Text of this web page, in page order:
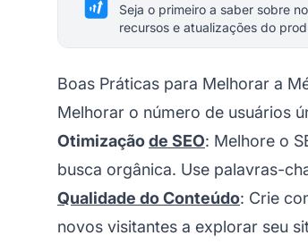
Seja o primeiro a saber sobre
recursos e atualizações do
Boas Práticas para Melhorar a
Melhorar o número de usuários
Otimizaçãode SEO: Melhore o
busca orgânica. Use palavras-
Qualidade do Conteúdo: Crie
novos visitantes a explorar seu